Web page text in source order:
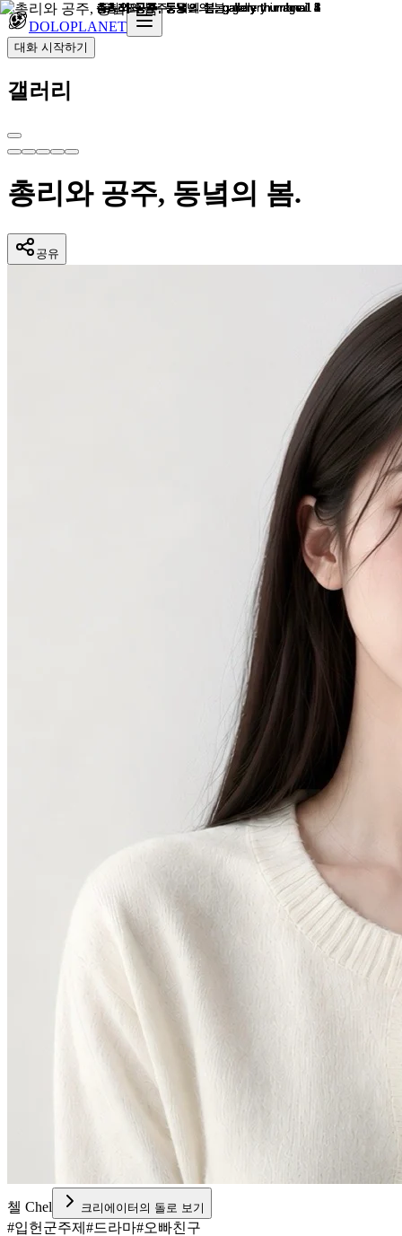
DOLOPLANET
대화 시작하기
갤러리
총리와 공주, 동녘의 봄.
공유
첼 Chel 크리에이터의 돌로 보기
#입헌군주제 #드라마#오빠친구